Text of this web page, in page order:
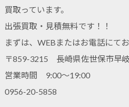
買取っています。
出張買取・見積無料です！！
まずは、WEBまたはお電話にて
〒859-3215 長崎県佐世保市早
営業時間 9:00～19:00
0956-20-5858